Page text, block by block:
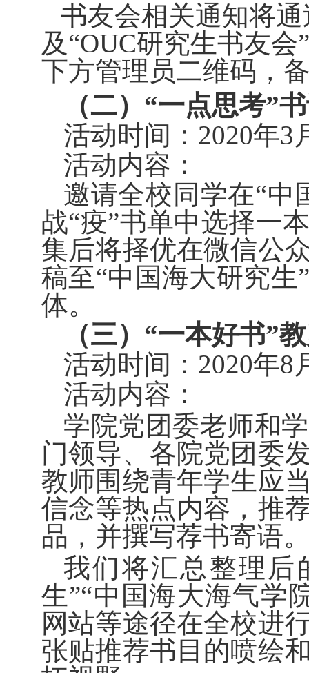
书友会相关通知将
及 “OUC研究生书友会
下方管理员二维码，
（二）“一点思考”
活动时间：2020年
活动内容：
邀请全校同学在“中
战“疫”书单中选择一
集后将择优在微信公
稿至“中国海大研究生
体。
（三） “一本好书”
活动时间：2020年8
活动内容 ：
学院党团委老师和
门领导、各院党团委
教师围绕青年学生应
信念等热点内容，推
品，并撰写荐书寄语
我们将汇总整理后
生”“中国海大海气学
网站等途径在全校进
张贴推荐书目的喷绘